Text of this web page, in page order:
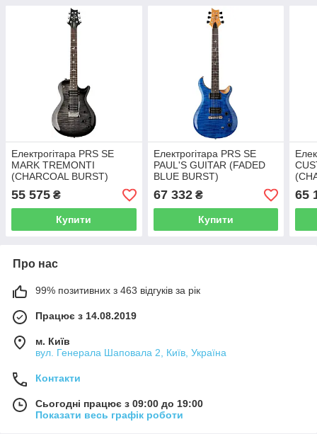
Електрогітара PRS SE
MARK TREMONTI
(CHARCOAL BURST)
55 575 ₴
Купити
Електрогітара PRS SE
PAUL'S GUITAR (FADED
BLUE BURST)
67 332₴
Купити
65
Про нас
99% позитивних з 463 відгуків за рік
Працює з 14.08.2019
м. Київ
вул. Генерала Шаповала 2, Київ, Україна
Контакти
Сьогодні працює з 09:00 до 19:00
Показати весь графік роботи